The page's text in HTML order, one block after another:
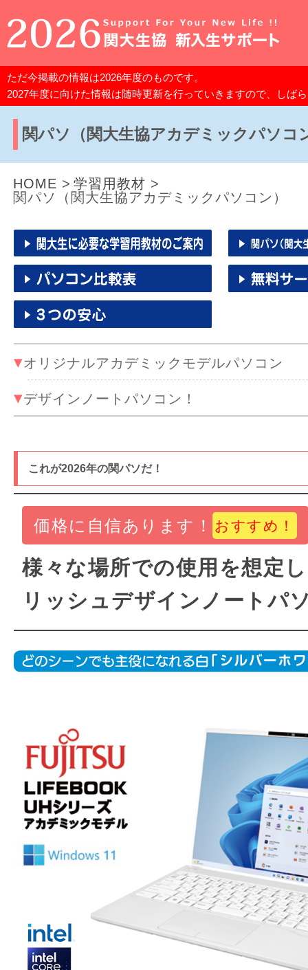
ただ今掲載の情報は2026年度のものです。
2027年度に向けた情報は随時更新を行っていきますので、しば
関パソ（関大生協アカデミックパソコ
HOME
学習用教材
関パソ（関大生協アカデミックパソコン）
▾オリジナルアカデミックモデルパソコン
▾デザインノートパソコン！
これが2026年の関パソだ！
価格に自信あります！ おすすめ！
様々な場所での使用を想定
リッシュデザインノートパ